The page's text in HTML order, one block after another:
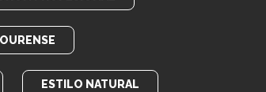
ESTILO NATURAL